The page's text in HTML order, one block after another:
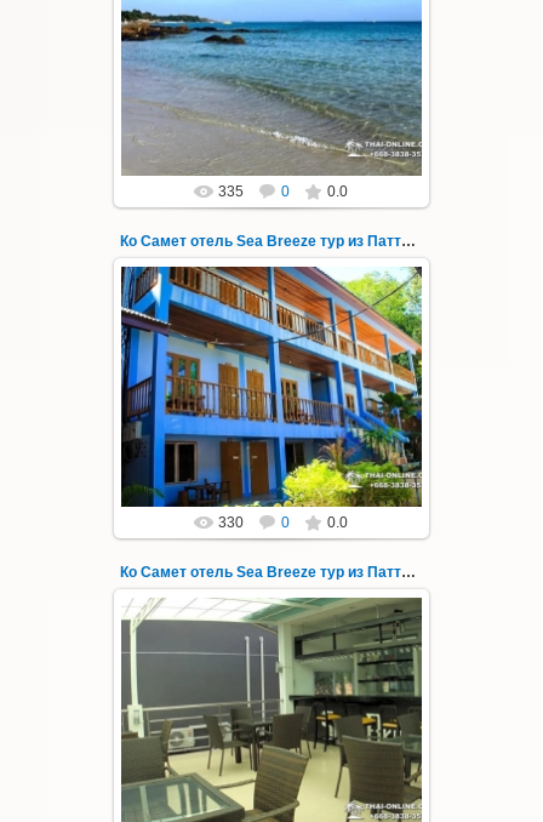
Экскурсия на остров Самет из Паттайи, с
ночевкой в отеле "Sea Breeze" на пляже Ао
Пхай - фотография 141
Запове...
Thai-Online
335 0 0.0
Ко Самет отель Sea Breeze тур из Паттайи фото 142
01.08.2022
Экскурсия на остров Самет из Паттайи, с
ночевкой в отеле "Sea Breeze" на пляже Ао
Пхай - фотография 142
Запове...
Thai-Online
330 0 0.0
Ко Самет отель Sea Breeze тур из Паттайи фото 143
01.08.2022
Экскурсия на остров Самет из Паттайи, с
ночевкой в отеле "Sea Breeze" на пляже Ао
Пхай - фотография 143
Запове...
Thai-Online